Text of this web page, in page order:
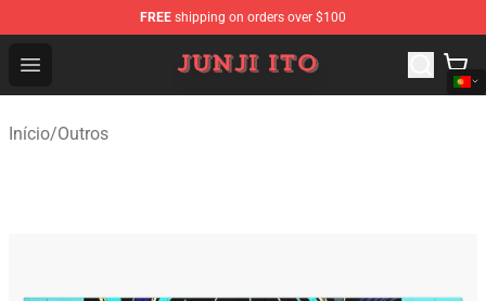
FREE shipping on orders over $100
Open menu
Junji Ito Store - Official Junji Ito Merchandise Shop
Início/Outros